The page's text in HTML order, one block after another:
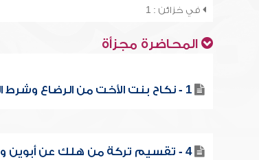
في خزائن : 1
المحاضرة مجزأة
1 - نكاح بنت الأخت من الرضاع وشرط الرضاع المحرم
4 - تقسيم تركة من هلك عن أبوين وبنتين